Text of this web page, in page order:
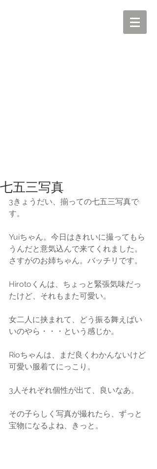
七五三写真
3きょうだい、揃っての七五三写真で
す。
Yuiちゃん。今日はきれいに撮ってもら
うんだと意気込んで来てくれました。
さすがのお姉ちゃん。バッチリです。
Hirotoくんは、ちょっと緊張気味だっ
たけど、それもまた可愛い。
女二人に挟まれて、どう振る舞えばい
いのやら・・・という感じか。
Rioちゃんは、まだ良くわかんないけど
可愛い服着てにっこり。
3人それぞれ個性が出て、良いなあ。
その子らしく写真が撮れたら、ずっと
宝物になるよね、きっと。